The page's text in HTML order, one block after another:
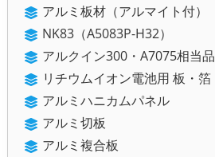
アルミ板材（アルマイト付）
NK83（A5083P-H32）
アルクイン300・A7075相当品
リチウムイオン電池用 板・箔
アルミハニカムパネル
アルミ切板
アルミ複合板